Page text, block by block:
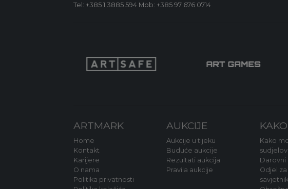
Tel: +385 1 3885 594 Mob: +385 97 676 0714
ARTMARK
Home
Kontakt
Karijere
O nama
Politika privatnosti
AUKCIJE
Aukcije u tijeku
Buduće aukcije
Rezultati aukcija
Pravila aukcije
Kako
Odjel